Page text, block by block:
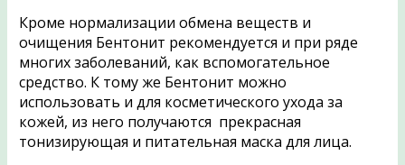
Кроме нормализации обмена веществ и
очищения Бентонит рекомендуется и при ряде
многих заболеваний, как вспомогательное
средство. К тому же Бентонит можно
использовать и для косметического ухода за
кожей, из него получаются прекрасная
тонизирующая и питательная маска для лица.